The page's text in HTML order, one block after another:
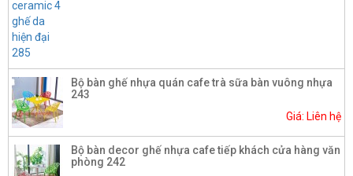
Bộ bàn ghế nhựa quán cafe trà sữa bàn vuông nhựa
243
Giá: Liên hệ
Bộ bàn decor ghế nhựa cafe tiếp khách cửa hàng văn
phòng 242